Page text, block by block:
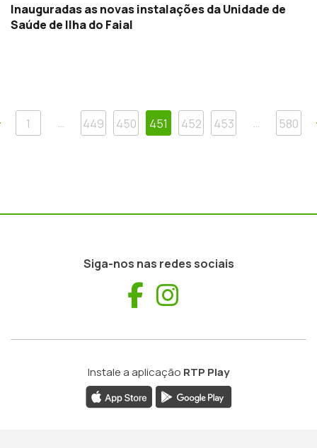
Inauguradas as novas instalações da Unidade de
Saúde de Ilha do Faial
Anterior
1 … 449 450 451 452 453 … 580
Siga-nos nas redes sociais
Facebook
Instale a aplicação RTP Play